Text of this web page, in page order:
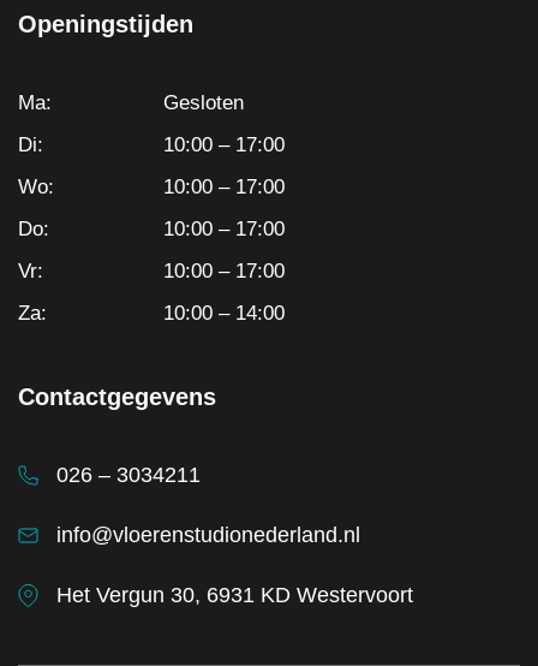
Openingstijden
Ma:
Gesloten
Di:
10:00 – 17:00
Wo:
10:00 – 17:00
Do:
10:00 – 17:00
Vr:
10:00 – 17:00
Za:
10:00 – 14:00
Contactgegevens
026 – 3034211
info@vloerenstudionederland.nl
Het Vergun 30, 6931 KD Westervoort